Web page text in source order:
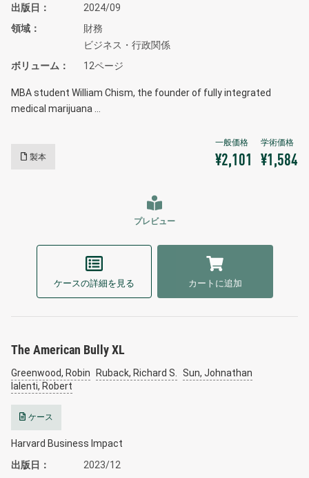
出版日
2024/09
領域
財務
ビジネス・行政関係
ボリューム
12ページ
MBA student William Chism, the founder of fully integrated
medical marijuana …
製本 ¥2,101 ¥1,584
プレビュー
ケースの詳細を見る カートに追加
The American Bully XL
Greenwood, Robin Ruback, Richard S.
Sun, Johnathan
Ialenti, Robert
ケース
Harvard Business Impact
出版日
2023/12